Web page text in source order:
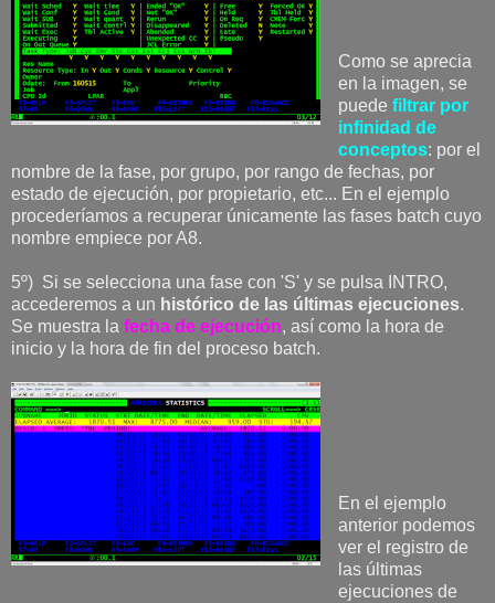
Como se aprecia
en la imagen, se
puede filtrar por
infinidad de
conceptos: por el
nombre de la fase, por grupo, por rango de fechas, por
estado de ejecución, por propietario, etc... En el ejemplo
procederíamos a recuperar únicamente las fases batch cuyo
nombre empiece por A8.
5º) Si se selecciona una fase con 'S' y se pulsa INTRO,
accederemos a un histórico de las últimas ejecuciones.
Se muestra la fecha de ejecución, así como la hora de
inicio y la hora de fin del proceso batch.
En el ejemplo
anterior podemos
ver el registro de
las últimas
ejecuciones de